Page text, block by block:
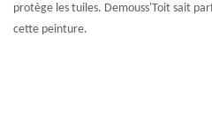
protège les tuiles. Demouss'Toit sait
cette peinture.